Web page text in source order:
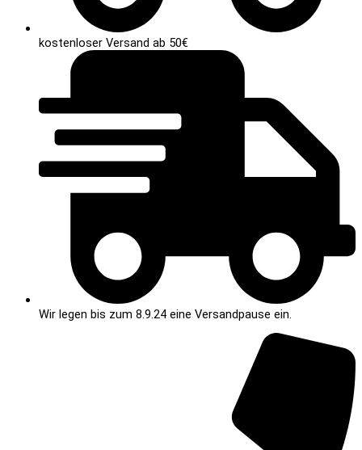
kostenloser Versand ab 50€
Wir legen bis zum 8.9.24 eine Versandpause ein.